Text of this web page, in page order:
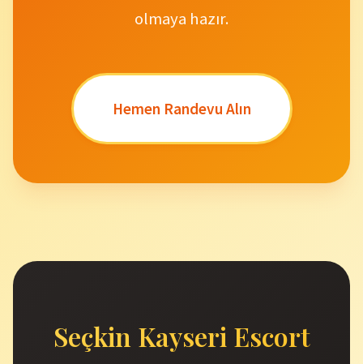
olmaya hazır.
Hemen Randevu Alın
Seçkin Kayseri Escort